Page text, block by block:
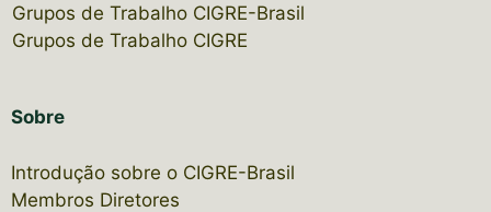
Grupos de Trabalho CIGRE-Brasil
Grupos de Trabalho CIGRE
Sobre
Introdução sobre o CIGRE-Brasil
Membros Diretores